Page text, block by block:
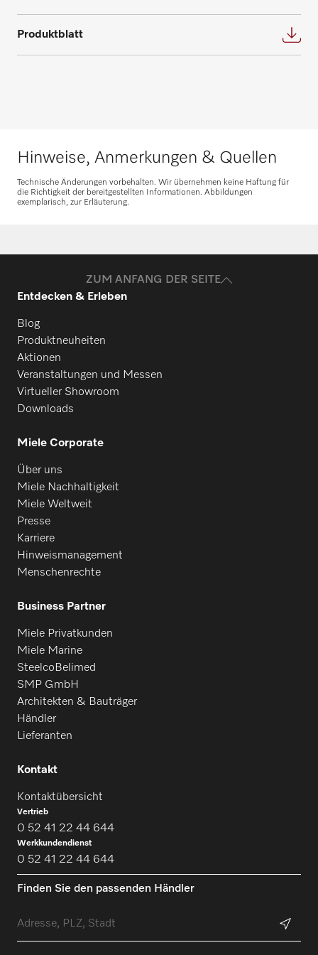
Fordern Sie Ihren persönlichen
Beratungstermin für eine individuelle
Planung an.
Ersatzteile anfragen
Bedarf und beantworten gerne weitere
Produktblatt
Hinweise, Anmerkungen & Quellen
Technische Änderungen vorbehalten. Wir übernehmen keine Haftung für
die Richtigkeit der bereitgestellten Informationen. Abbildungen
exemplarisch, zur Erläuterung.
ZUM ANFANG DER SEITE
Entdecken & Erleben
Blog
Produktneuheiten
Aktionen
Veranstaltungen und Messen
Virtueller Showroom
Downloads
Miele Corporate
Über uns
Miele Nachhaltigkeit
Miele Weltweit
Presse
Karriere
Hinweismanagement
Menschenrechte
Business Partner
Miele Privatkunden
Miele Marine
SteelcoBelimed
SMP GmbH
Architekten & Bauträger
Händler
Lieferanten
Kontakt
Kontaktübersicht
Vertrieb
0 52 41 22 44 644
Werkkundendienst
0 52 41 22 44 644
Finden Sie den passenden Händler